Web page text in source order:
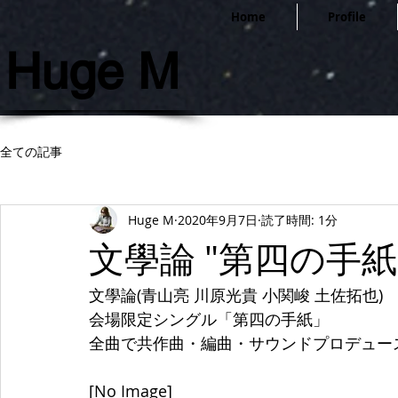
Home Profile
Huge M
全ての記事
文學論 "第四の手
Huge M 2020年9月7日 読了時間: 1分
文學論(青山亮 川原光貴 小関峻 土佐拓也)
会場限定シングル「第四の手紙」
全曲で共作曲・編曲・サウンドプロデュ
[No Image]